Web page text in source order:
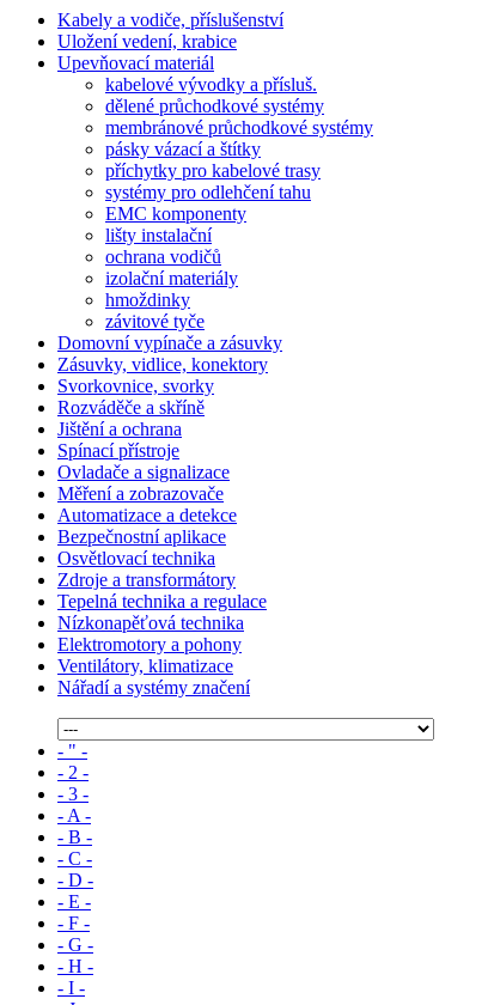
Kabely a vodiče, příslušenství
Uložení vedení, krabice
Upevňovací materiál
kabelové vývodky a přísluš.
dělené průchodkové systémy
membránové průchodkové systémy
pásky vázací a štítky
příchytky pro kabelové trasy
systémy pro odlehčení tahu
EMC komponenty
lišty instalační
ochrana vodičů
izolační materiály
hmoždinky
závitové tyče
Domovní vypínače a zásuvky
Zásuvky, vidlice, konektory
Svorkovnice, svorky
Rozváděče a skříně
Jištění a ochrana
Spínací přístroje
Ovladače a signalizace
Měření a zobrazovače
Automatizace a detekce
Bezpečnostní aplikace
Osvětlovací technika
Zdroje a transformátory
Tepelná technika a regulace
Nízkonapěťová technika
Elektromotory a pohony
Ventilátory, klimatizace
Nářadí a systémy značení
- " -
- 2 -
- 3 -
- A -
- B -
- C -
- D -
- E -
- F -
- G -
- H -
- I -